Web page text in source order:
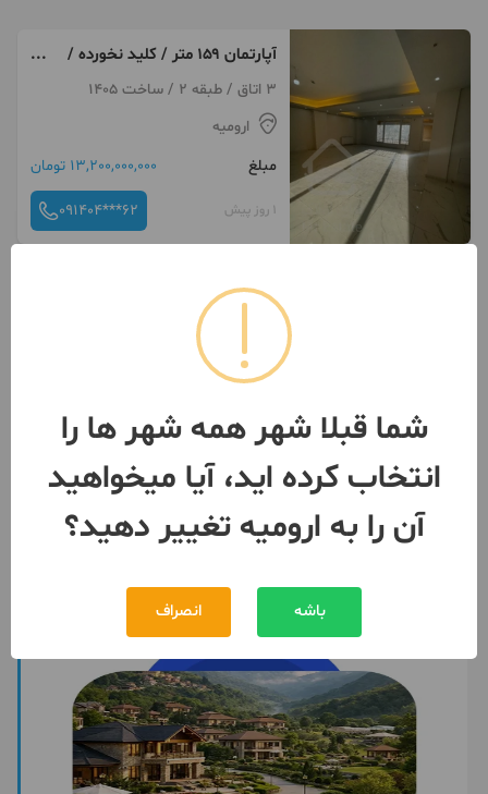
آپارتمان ۱۵۹ متر / کلید نخورده /
گلشهر دو
3 اتاق / طبقه 2 / ساخت 1405
ارومیه
مبلغ
13,200,000,000 تومان
1 روز پیش 091404***62
آپارتمان مسکن مهر/شهرک
ولیعصر/بلوک زمردA/طبقه۴
ارومیه
مبلغ
3,850,000,000 تومان
2 روز پیش 093969***48
شما قبلا شهر همه شهر ها را
انتخاب کرده اید، آیا میخواهید
آن را به ارومیه تغییر دهید؟
باشه انصراف